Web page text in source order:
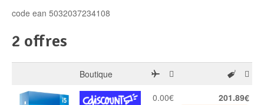
code ean 5032037234108
2 offres
Boutique
0.00€
201.89€